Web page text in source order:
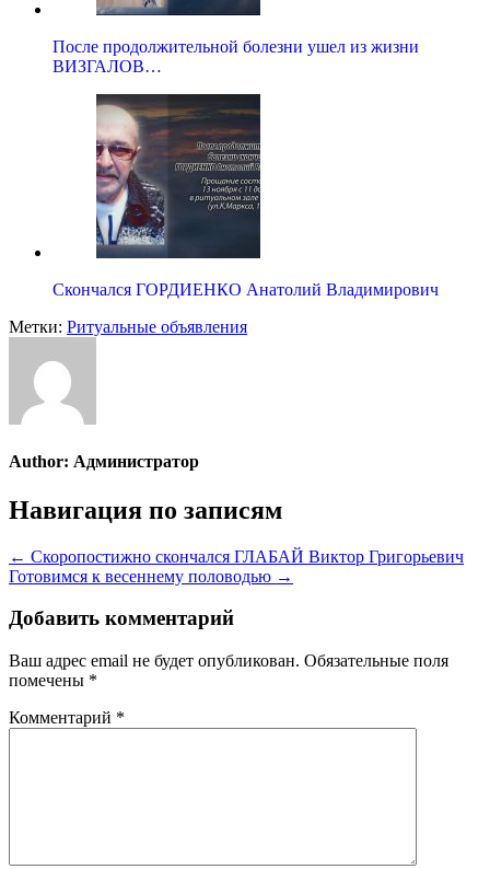
После продолжительной болезни ушел из жизни
ВИЗГАЛОВ…
Скончался ГОРДИЕНКО Анатолий Владимирович
Метки: Ритуальные объявления
Author: Администратор
Навигация по записям
← Скоропостижно скончался ГЛАБАЙ Виктор Григорьевич
Готовимся к весеннему половодью →
Добавить комментарий
Ваш адрес email не будет опубликован. Обязательные поля
помечены *
Комментарий *